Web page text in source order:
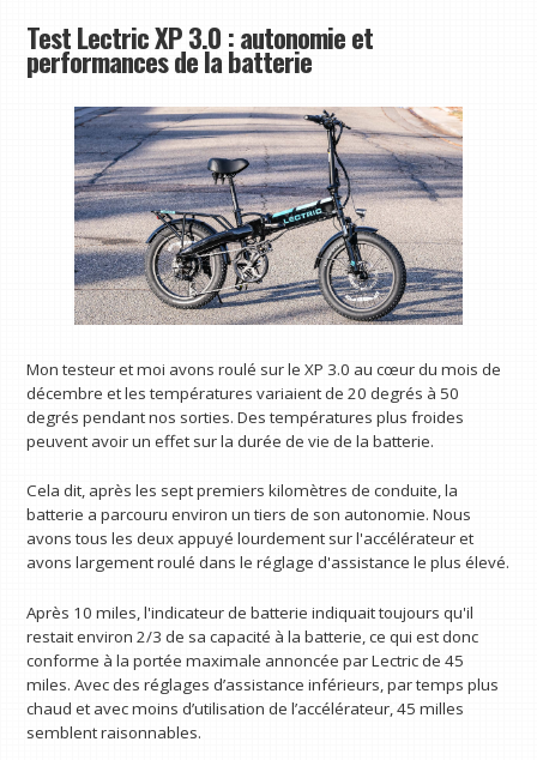
Test Lectric XP 3.0 : autonomie et
performances de la batterie
Mon testeur et moi avons roulé sur le XP 3.0 au cœur du mois de
décembre et les températures variaient de 20 degrés à 50
degrés pendant nos sorties. Des températures plus froides
peuvent avoir un effet sur la durée de vie de la batterie.
Cela dit, après les sept premiers kilomètres de conduite, la
batterie a parcouru environ un tiers de son autonomie. Nous
avons tous les deux appuyé lourdement sur l'accélérateur et
avons largement roulé dans le réglage d'assistance le plus élevé.
Après 10 miles, l'indicateur de batterie indiquait toujours qu'il
restait environ 2/3 de sa capacité à la batterie, ce qui est donc
conforme à la portée maximale annoncée par Lectric de 45
miles. Avec des réglages d’assistance inférieurs, par temps plus
chaud et avec moins d’utilisation de l’accélérateur, 45 milles
semblent raisonnables.